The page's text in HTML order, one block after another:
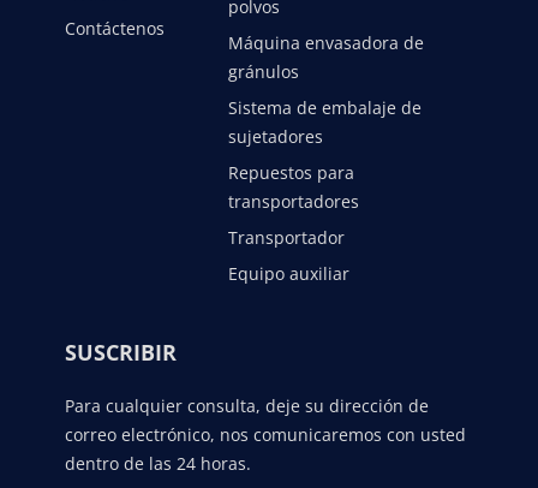
Contáctenos
polvos
Máquina envasadora de
gránulos
Sistema de embalaje de
sujetadores
Repuestos para
transportadores
Transportador
Equipo auxiliar
SUSCRIBIR
Para cualquier consulta, deje su dirección de
correo electrónico, nos comunicaremos con usted
dentro de las 24 horas.